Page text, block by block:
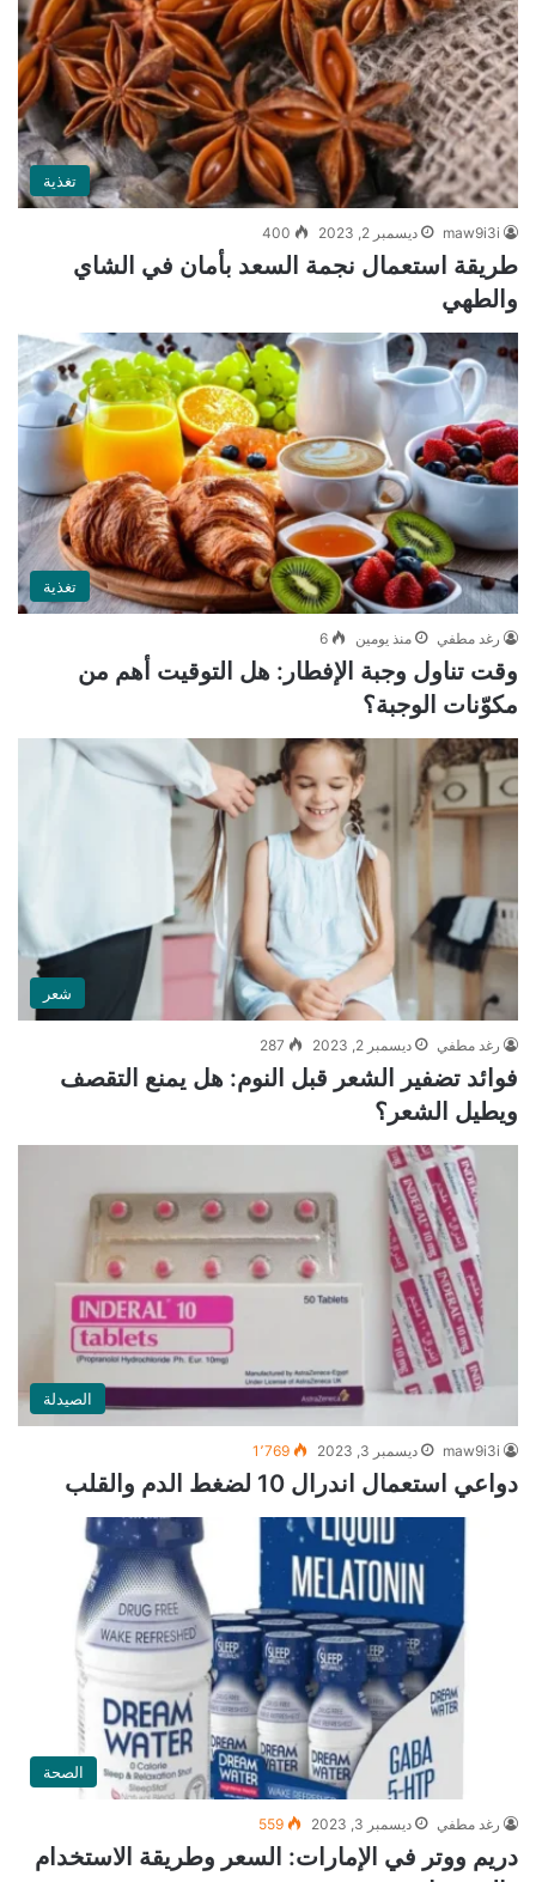
تغذية
maw9i3i ديسمبر 2, 2023 400
طريقة استعمال نجمة السعد بأمان في الشاي
والطهي
تغذية
رغد مطفي منذ يومين 6
وقت تناول وجبة الإفطار: هل التوقيت أهم من
مكوّنات الوجبة؟
شعر
رغد مطفي ديسمبر 2, 2023 287
فوائد تضفير الشعر قبل النوم: هل يمنع التقصف
ويطيل الشعر؟
الصيدلة
maw9i3i ديسمبر 3, 2023 1٬769
دواعي استعمال اندرال 10 لضغط الدم والقلب
الصحة
رغد مطفي ديسمبر 3, 2023 559
دريم ووتر في الإمارات: السعر وطريقة الاستخدام